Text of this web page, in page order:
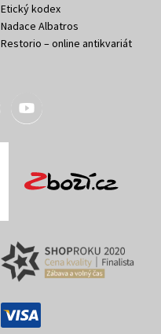
Etický kodex
Nadace Albatros
Restorio – online antikvariát